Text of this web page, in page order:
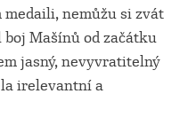
nemůžu si zvát
Mašínů od začátku
jasný, nevyvratitelný
irelevantní a